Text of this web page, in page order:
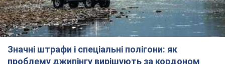
Значні штрафи і спеціальні полігони: як
проблему джипінгу вирішують за кордоном